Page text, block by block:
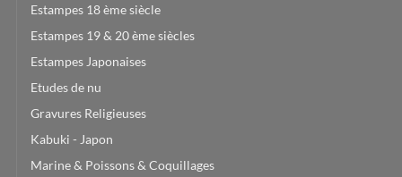
Estampes 18 ème siècle
Estampes 19 & 20 ème siècles
Estampes Japonaises
Etudes de nu
Gravures Religieuses
Kabuki - Japon
Marine & Poissons & Coquillages